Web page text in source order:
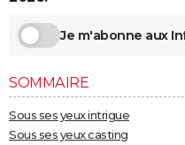
Dictionnaire
Biographies
Citations
Expressions
Proverbes
PROGRAMME TV
AVIS DE DÉCÈS
FORUM
Je m'abonne aux
SOMMAIRE
Sous ses yeux intrigue
Sous ses yeux casting